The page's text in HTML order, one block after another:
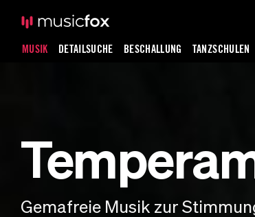
MUSIK DETAILSUCHE BESCHALLUNG TANZSCHULEN
Gemafreie Musik zur